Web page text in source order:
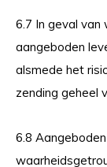
6.7 In geval
aangeboden
alsmede het
zending geheel
6.8